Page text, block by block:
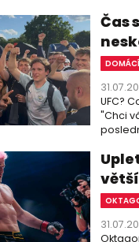
Čas
DOMÁCÍ
UFC?
"Chci